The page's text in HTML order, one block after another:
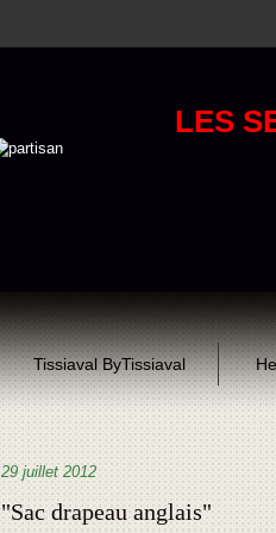
LES
Tissiaval ByTissiaval
29 juillet 2012
"Sac drapeau anglais"